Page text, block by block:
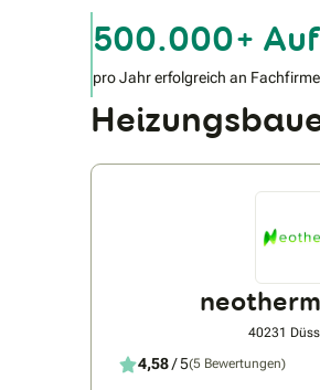
500.000+
pro Jahr erfolgreich an
40231
4,58/ 5(5 Bewertungen)